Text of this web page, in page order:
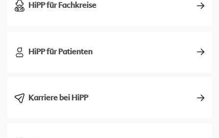
HiPP für Fachkreise
HiPP für Patienten
Karriere bei HiPP